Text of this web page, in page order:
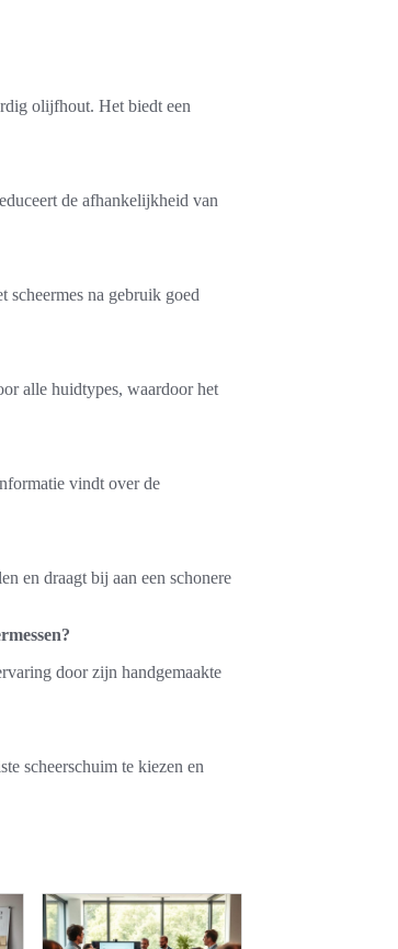
olijfhout. Het biedt een
de afhankelijkheid van
na gebruik goed
alle huidtypes, waardoor het
vindt over de
en draagt bij aan een schonere
door zijn handgemaakte
scheerschuim te kiezen en